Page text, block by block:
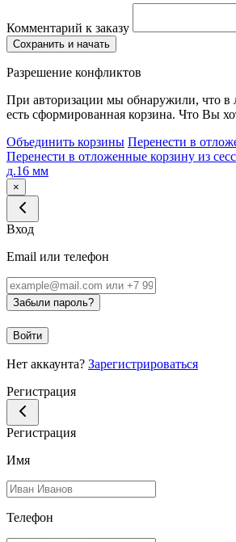
Комментарий к заказу
Сохранить и начать
Разрешение конфликтов
При авторизации мы обнаружили, что в
есть сформированная корзина. Что Вы
Объединить корзины Перенести в
Перенести в отложенные корзину из
д.16 мм
×
Вход
Email или телефон
Забыли пароль?
Войти
Нет аккаунта? Зарегистрироваться
Регистрация
Регистрация
Имя
Телефон